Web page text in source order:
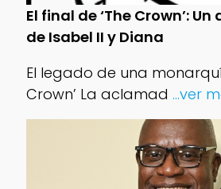
El final de ‘The Crown’:
de Isabel II y Diana
El legado de una
Crown’ La aclamad ...ver